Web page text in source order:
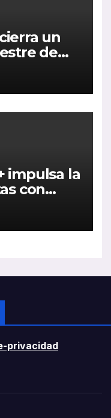
un
de
en
impulsa la
con
eléctricos
privacidad